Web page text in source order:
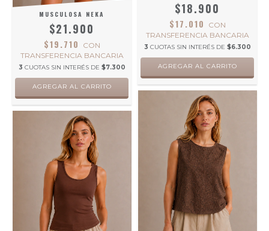
MUSCULOSA NEKA
$21.900
$19.710
CON
TRANSFERENCIA BANCARIA
3 CUOTAS SIN INTERÉS DE $7.300
AGREGAR AL CARRITO
$18.900
$17.010
CON
TRANSFERENCIA BANCARIA
3 CUOTAS SIN INTERÉS DE $6.300
AGREGAR AL CARRITO